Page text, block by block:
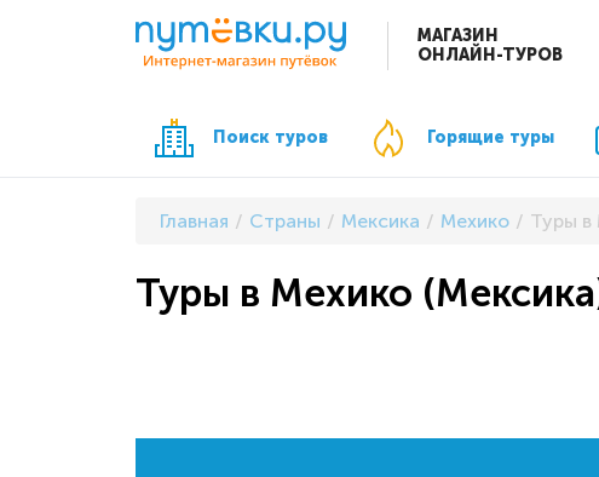
МАГАЗИН
ОНЛАЙН-ТУРОВ
Поиск туров Горящие туры
Главная Страны Мексика Мехико Туры в
Туры в Мехико